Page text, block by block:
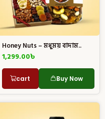
Honey Nuts – মধুময় বাদাম..
1,299.00৳
cart Buy Now